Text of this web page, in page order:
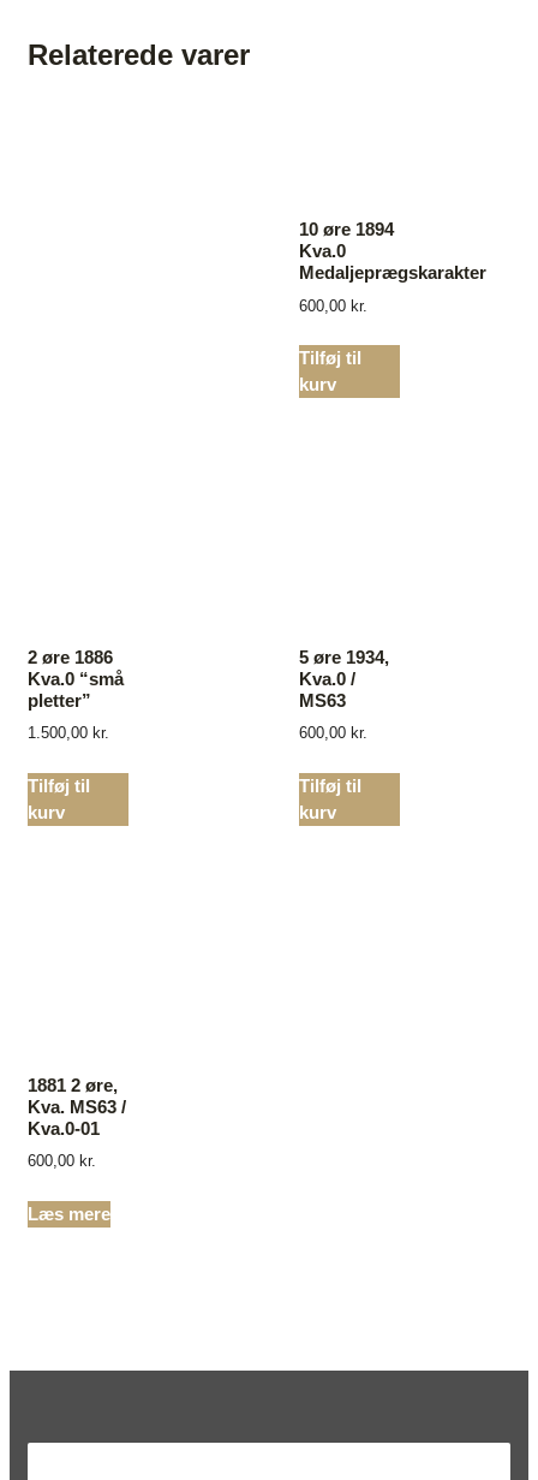
Relaterede varer
10 øre 1894
Kva.0
Medaljeprægskarakter
600,00 kr.
Tilføj til
kurv
2 øre 1886
Kva.0 “små
pletter”
1.500,00 kr.
Tilføj til
kurv
5 øre 1934,
Kva.0 /
MS63
600,00 kr.
Tilføj til
kurv
1881 2 øre,
Kva. MS63 /
Kva.0-01
600,00 kr.
Læs mere